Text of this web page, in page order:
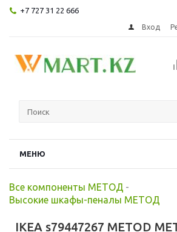
+7 727 31 22 666
Вход
МЕНЮ
Все компоненты МЕТОД -
Высокие шкафы-пеналы МЕТОД
IKEA s79447267 METOD